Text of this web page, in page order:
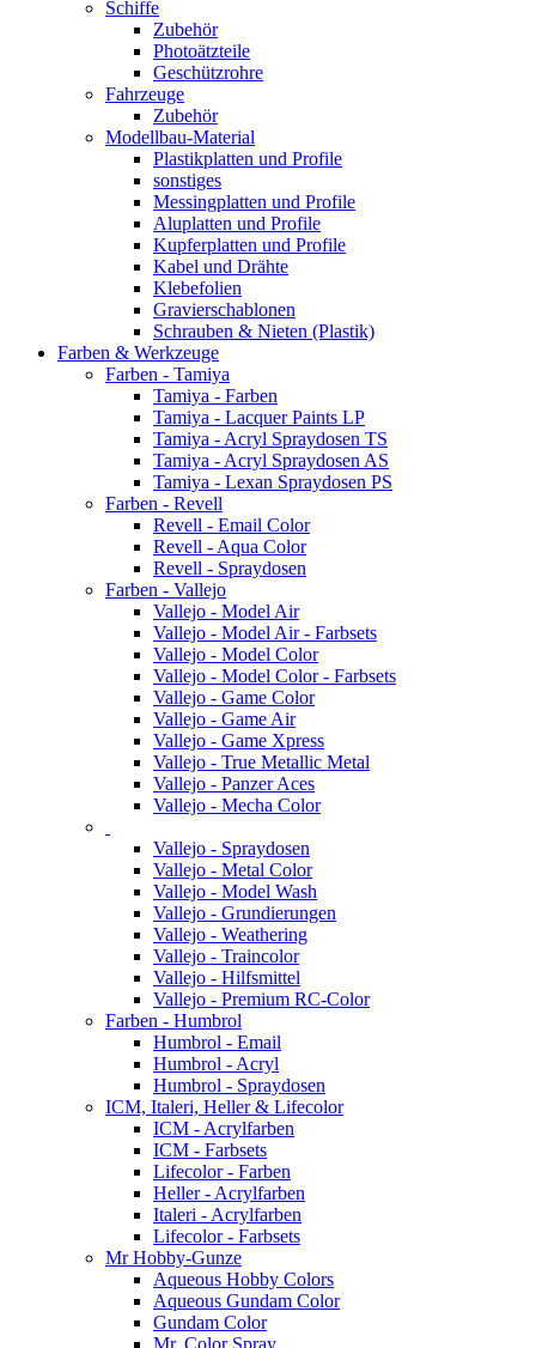
Schiffe
Zubehör
Photoätzteile
Geschützrohre
Fahrzeuge
Zubehör
Modellbau-Material
Plastikplatten und Profile
sonstiges
Messingplatten und Profile
Aluplatten und Profile
Kupferplatten und Profile
Kabel und Drähte
Klebefolien
Gravierschablonen
Schrauben & Nieten (Plastik)
Farben & Werkzeuge
Farben - Tamiya
Tamiya - Farben
Tamiya - Lacquer Paints LP
Tamiya - Acryl Spraydosen TS
Tamiya - Acryl Spraydosen AS
Tamiya - Lexan Spraydosen PS
Farben - Revell
Revell - Email Color
Revell - Aqua Color
Revell - Spraydosen
Farben - Vallejo
Vallejo - Model Air
Vallejo - Model Air - Farbsets
Vallejo - Model Color
Vallejo - Model Color - Farbsets
Vallejo - Game Color
Vallejo - Game Air
Vallejo - Game Xpress
Vallejo - True Metallic Metal
Vallejo - Panzer Aces
Vallejo - Mecha Color
Vallejo - Spraydosen
Vallejo - Metal Color
Vallejo - Model Wash
Vallejo - Grundierungen
Vallejo - Weathering
Vallejo - Traincolor
Vallejo - Hilfsmittel
Vallejo - Premium RC-Color
Farben - Humbrol
Humbrol - Email
Humbrol - Acryl
Humbrol - Spraydosen
ICM, Italeri, Heller & Lifecolor
ICM - Acrylfarben
ICM - Farbsets
Lifecolor - Farben
Heller - Acrylfarben
Italeri - Acrylfarben
Lifecolor - Farbsets
Mr Hobby-Gunze
Aqueous Hobby Colors
Aqueous Gundam Color
Gundam Color
Mr. Color Spray